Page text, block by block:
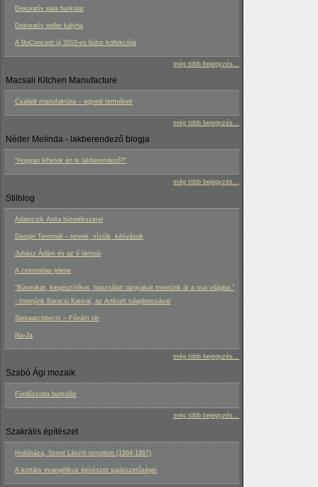
Dekoratív pala burkolat
Dekoratív pellet kályha
A BoConcept új 2010-es bútor kollekciója
még több bejegyzés...
Macsali Kitchen Manufacture
Családi manufaktúra – egyedi termékek
még több bejegyzés...
Néder Melinda - lakberendező blogja
“Hogyan lehetek én is lakberendező?”
még több bejegyzés...
Stilblog
Adamcsik Anita bútorékszerei
Design Terminál – tervek, víziók, kihívások
Juhász Ádám és az ő lámpái
A cementlap jelene
“Bútorokat, kiegészítőket, használati tárgyakat mentünk át a mai világba.”
- Interjúnk Baracsi Katival, az Artkraft tulajdonosával
Sporaarchitects – Fővám tér
Na-Ja
még több bejegyzés...
Szabó Ági mozaik
Fürdőszoba burkolás
még több bejegyzés...
Szakrális építészet
Hollóháza, Szent László templom (1964-1967)
A kortárs evangélikus építészet sajátszerűségei